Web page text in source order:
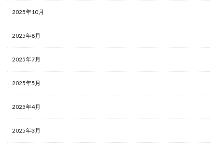
2025年10月
2025年8月
2025年7月
2025年5月
2025年4月
2025年3月